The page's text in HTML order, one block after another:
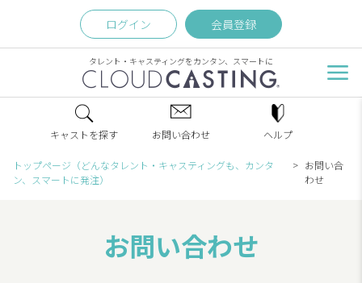
ログイン 会員登録
タレント・キャスティングをカンタン、スマートに
キャストを探す お問い合わせ ヘルプ
トップページ（どんなタレント・キャスティングも、カンタ
ン、スマートに発注）
お問い合
わせ
お問い合わせ